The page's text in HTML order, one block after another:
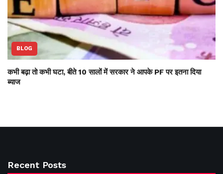
BLOG
कभी बढ़ा तो कभी घटा, बीते 10 सालों में सरकार ने आपके PF पर इतना दिया
ब्याज
Recent Posts